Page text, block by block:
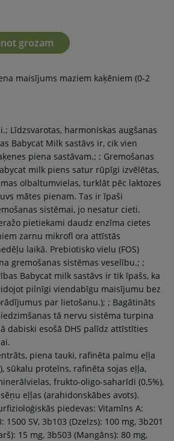
grozam
maisījums maziem kaķēniem (0-2
Līdzsvarotas, harmoniskas augšanas
Babycat Milk sastāvs ir, cik vien
piena sastāvam.; ; Gremošanas
milk piens satur rūpīgi izvēlētas,
olbaltumvielas, turklāt pēc laktozes
mātes pienam. Tas ir īpaši
sistēmai, jo nesatur cieti.
pietiekami daudz enzīma cietes
zarnu mikrofl ora attīstās
laikā. Prebiotisko vielu (FOS)
gremošanas sistēmas veselību.; ;
Babycat milk sastāvs ir tik īpašs, ka
pilnīgi viendabīgu maisījumu bez
par lietošanu.); ; Bagātināts
tā nervu sistēma turpina
dabiski esošā DHS palīdz attīstīties
piena tauki, rafinēta palmu eļļa
sūkalu proteīns, rafinēta sojas eļļa,
frukto-oligo-saharīdi (0,5%),
eļļas (arahidonskābes avots).
piedevas: Vitamīns A:
1500 SV, 3b103 (Dzelzs): 100 mg, 3b201
15 mg, 3b503 (Mangāns): 80 mg,